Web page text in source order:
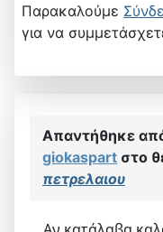
Παρακαλούμε
για να
Απαντήθηκε
giokaspart στο
πετρελαιου